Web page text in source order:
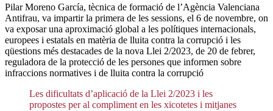
Pilar Moreno García, tècnica de formació de l’Agència Valenciana
Antifrau, va impartir la primera de les sessions, el 6 de novembre, on
va exposar una aproximació global a les polítiques internacionals,
europees i estatals en matèria de lluita contra la corrupció i les
qüestions més destacades de la nova Llei 2/2023, de 20 de febrer,
reguladora de la protecció de les persones que informen sobre
infraccions normatives i de lluita contra la corrupció
Les dificultats d’aplicació de la Llei 2/2023 i les
propostes per al compliment en les xicotetes i mitjanes